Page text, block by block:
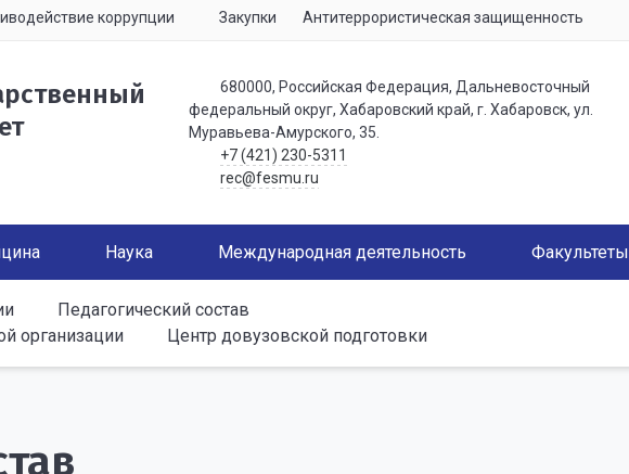
коррупции Закупки Антитеррористическая защищенность
680000, Российская Федерация, Дальневосточный
федеральный округ, Хабаровский край, г. Хабаровск, ул.
Муравьева-Амурского, 35.
+7 (421) 230-5311
rec@fesmu.ru
Наука Международная деятельность Факультеты
Педагогический состав
организации
Центр довузовской подготовки